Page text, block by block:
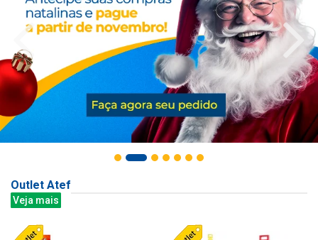
Outlet Atef
Veja mais